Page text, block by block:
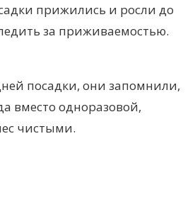
прижились и росли до
за приживаемостью.
посадки, они запомнили,
вместо одноразовой,
чистыми.